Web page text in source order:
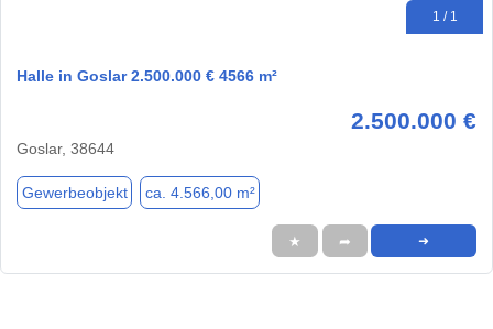
1 / 1
Halle in Goslar 2.500.000 € 4566 m²
2.500.000 €
Goslar, 38644
Gewerbeobjekt ca. 4.566,00 m²
★ ➦ ➜